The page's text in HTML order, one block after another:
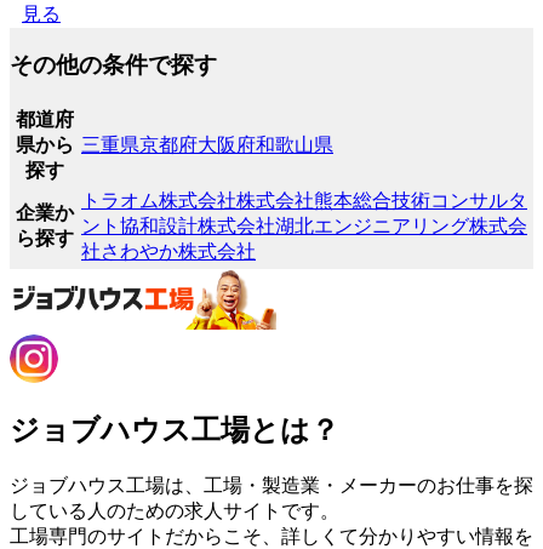
見る
その他の条件で探す
都道府
県から
探す
三重県京都府大阪府和歌山県
企業か
ら探す
トラオム株式会社株式会社熊本総合技術コンサルタ
ント 協和設計株式会社湖北エンジニアリング株式会
社さわやか株式会社
ジョブハウス工場とは？
ジョブハウス工場は、工場・製造業・メーカーのお仕事を探
している人のための求人サイトです。
工場専門のサイトだからこそ、詳しくて分かりやすい情報を